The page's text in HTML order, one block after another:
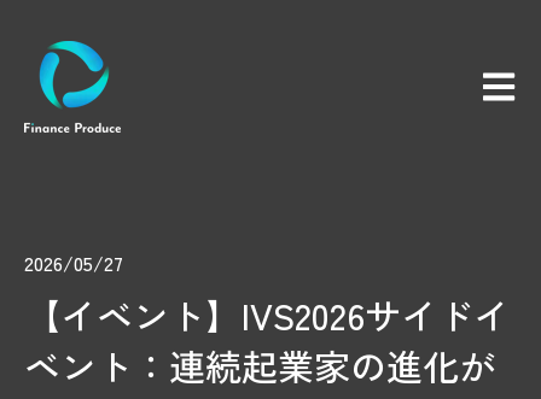
メイ
2026/05/27
【イベント】IVS2026サイドイ
ベント：連続起業家の進化が